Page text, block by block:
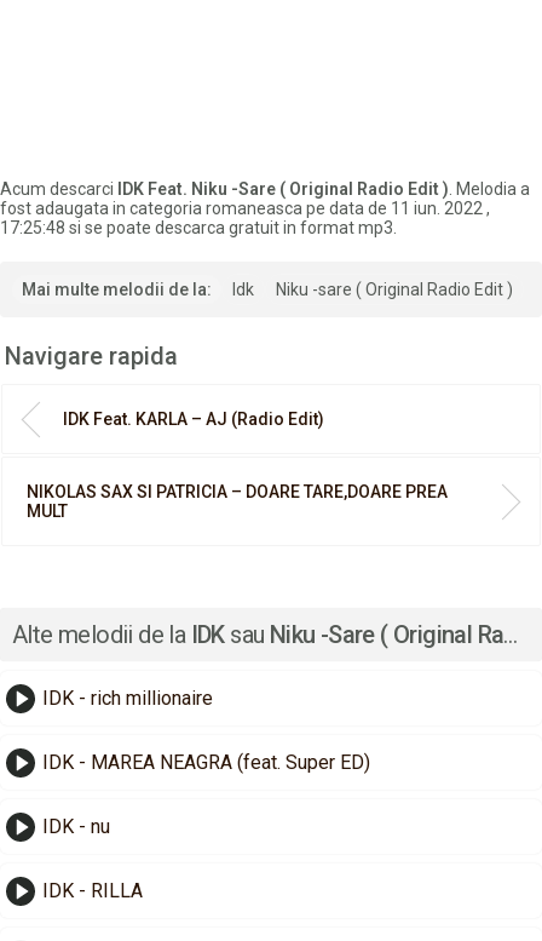
Acum descarci IDK Feat. Niku -Sare ( Original Radio Edit ) . Melodia a
fost adaugata in categoria romaneasca pe data de 11 iun. 2022 ,
17:25:48 si se poate descarca gratuit in format mp3.
Mai multe melodii de la: Idk Niku -sare ( Original Radio Edit )
Navigare rapida
IDK Feat. KARLA – AJ (Radio Edit)
NIKOLAS SAX SI PATRICIA – DOARE TARE,DOARE PREA
MULT
Alte melodii de la IDKsau Niku -Sare ( Original Radio Edit )
IDK - rich millionaire
IDK - MAREA NEAGRA (feat. Super ED)
IDK - nu
IDK - RILLA